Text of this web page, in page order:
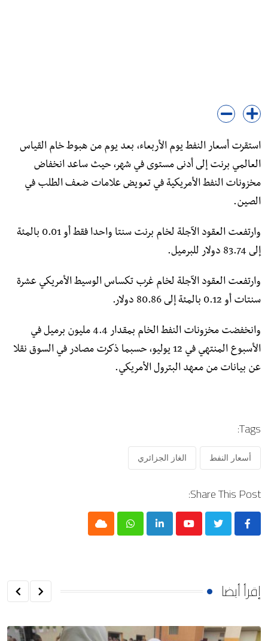
استقرت أسعار النفط يوم الأربعاء، بعد يوم من هبوط خام القياس
العالمي برنت إلى أدنى مستوى في شهر، حيث ساعد انخفاض
مخزونات النفط الأمريكية في تعويض علامات ضعف الطلب في
الصين.
وارتفعت العقود الآجلة لخام برنت سنتا واحدا فقط أو 0.01 بالمئة
إلى 83.74 دولار للبرميل.
وارتفعت العقود الآجلة لخام غرب تكساس الوسيط الأمريكي عشرة
سنتات أو 0.12 بالمئة إلى 80.86 دولار.
وانخفضت مخزونات النفط الخام بمقدار 4.4 مليون برميل في
الأسبوع المنتهي في 12 يوليو، حسبما ذكرت مصادر في السوق نقلا
عن بيانات من معهد البترول الأمريكي.
Tags:
أسعار النفط الغاز الجزائري
Share This Post:
Youtube
LinkedIn
Whatsapp
Cloud
إقرأ أيضا